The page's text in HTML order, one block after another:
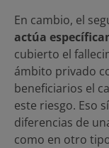
En cambio, el
actúa
cubierto el
ámbito privado
beneficiarios el
este riesgo. Eso
diferencias de
como en otro